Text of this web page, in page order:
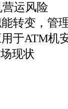
营运风险
转变，管
于ATM机
现状